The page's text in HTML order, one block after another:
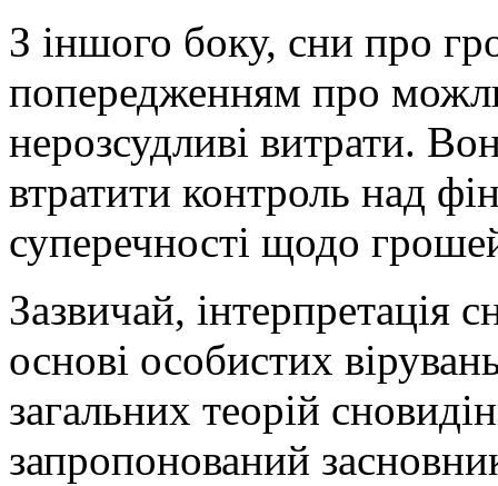
З іншого боку, сни про
попередженням про
нерозсудливі витрати.
втратити контроль над
суперечності щодо
Зазвичай, інтерпретація
основі особистих
загальних теорій
запропонований